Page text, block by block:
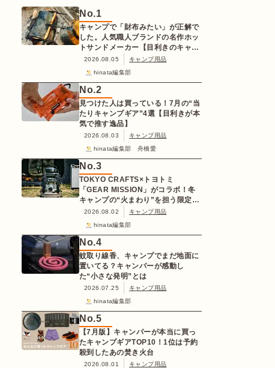
No.1
キャンプで「財布みたい」が正解で
した。人気職人ブランドの名作ホッ
トサンドメーカー【目利きのキャン
プギア】
2026.08.05
キャンプ用品
hinata編集部
No.2
見つけた人は買っている！7月の“当
たりキャンプギア”4選【目利きが本
気で推す逸品】
2026.08.03
キャンプ用品
hinata編集部 舟橋愛
No.3
TOKYO CRAFTS×トヨトミ
「GEAR MISSION」がコラボ！冬
キャンプの“火まわり”を担う限定
K3クッキングストーブが登場
2026.08.02
キャンプ用品
hinata編集部
No.4
蚊取り線香、キャンプでまだ地面に
置いてる？キャンパーが感動し
た“小さな発明”とは
2026.07.25
キャンプ用品
hinata編集部
No.5
【7月版】キャンパーが本当に買っ
たキャンプギアTOP10！1位は予約
殺到したあの焚き火台
2026.08.01
キャンプ用品